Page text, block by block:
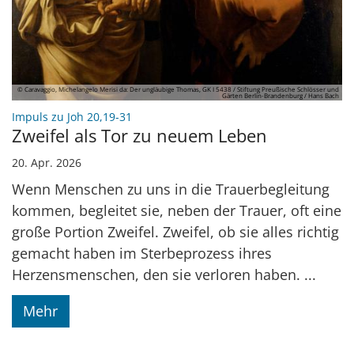
© Caravaggio, Michelangelo Merisi da: Der ungläubige Thomas, GK I 5438 / Stiftung Preußische Schlösser und
Gärten Berlin-Brandenburg / Hans Bach
Impuls zu Joh 20,19-31
Zweifel als Tor zu neuem Leben
20. Apr. 2026
Wenn Menschen zu uns in die Trauerbegleitung
kommen, begleitet sie, neben der Trauer, oft eine
große Portion Zweifel. Zweifel, ob sie alles richtig
gemacht haben im Sterbeprozess ihres
Herzensmenschen, den sie verloren haben. ...
Mehr